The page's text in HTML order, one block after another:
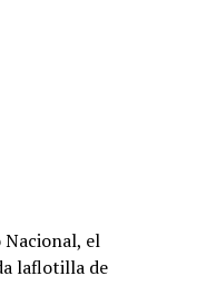
el
laflotilla de